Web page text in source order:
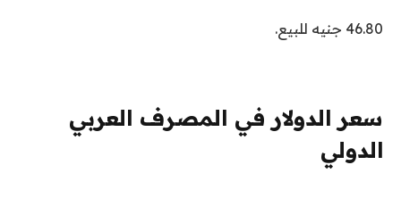
46.80 جنيه للبيع.
سعر الدولار في المصرف العربي
الدولي